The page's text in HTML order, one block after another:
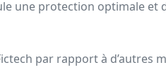
une protection optimale et
par rapport à d’autres